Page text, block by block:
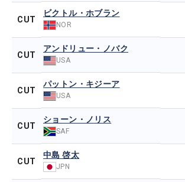
CUT
ビクトル・ホブラン
NOR
CUT
アンドリュー・ノバク
USA
CUT
パットン・キジーア
USA
CUT
ショーン・ノリス
SAF
CUT
中島 啓太
JPN